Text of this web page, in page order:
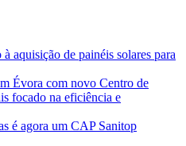
aquisição de painéis solares para
Évora com novo Centro de
focado na eficiência e
é agora um CAP Sanitop